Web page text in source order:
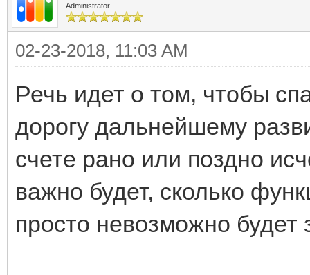
Administrator
02-23-2018, 11:03 AM
Речь идет о том, чтобы
дорогу дальнейшему
счете рано или поздно
важно будет, сколько
просто невозможно будет